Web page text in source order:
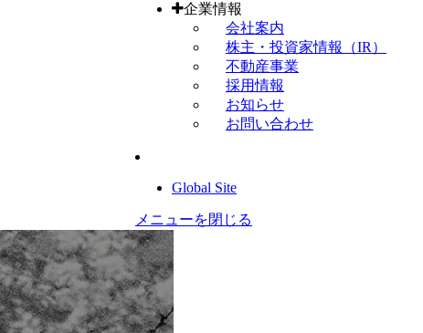
企業情報
会社案内
株主・投資家情報（IR）
不動産事業
採用情報
お知らせ
お問い合わせ
Global Site
メニューを閉じる